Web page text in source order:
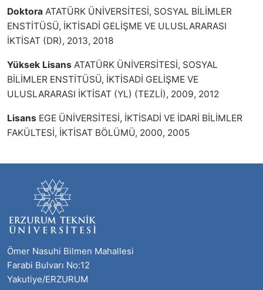
Doktora ATATÜRK ÜNİVERSİTESİ, SOSYAL BİLİMLER
ENSTİTÜSÜ, İKTİSADİ GELİŞME VE ULUSLARARASI
İKTİSAT (DR), 2013, 2018
Yüksek Lisans ATATÜRK ÜNİVERSİTESİ, SOSYAL
BİLİMLER ENSTİTÜSÜ, İKTİSADİ GELİŞME VE
ULUSLARARASI İKTİSAT (YL) (TEZLİ), 2009, 2012
Lisans EGE ÜNİVERSİTESİ, İKTİSADİ VE İDARİ BİLİMLER
FAKÜLTESİ, İKTİSAT BÖLÜMÜ, 2000, 2005
Ömer Nasuhi Bilmen Mahallesi
Farabi Bulvarı No:12
Yakutiye/ERZURUM